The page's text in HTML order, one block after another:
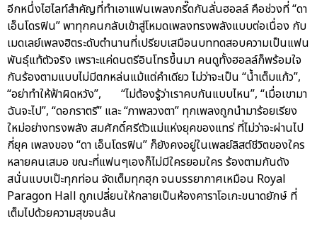
อีกหนึ่งไฮไลท์สำคัญที่ทำเอาแฟนเพลงกรี๊ดกันลั่นฮอลล์ คือช่วงที่ “ดา
เอ็นโดรฟิน” พาทุกคนกลับเข้าสู่โหมดเพลงทรงพลังแบบต่อเนื่อง กับ
เมดเลย์เพลงฮิตระดับตำนานที่เปรียบเสมือนบททดสอบความเป็นแฟน
พันธุ์แท้ตัวจริง เพราะแค่ดนตรีอินโทรขึ้นมา คนดูทั้งฮอลล์ก็พร้อมใจ
กันร้องตามแบบไม่มีตกหล่นแม้แต่คำเดียว ไม่ว่าจะเป็น “น้ำเต็มแก้ว”,
“อย่าทำให้ฟ้าผิดหวัง”, “ไม่ต้องรู้ว่าเราคบกันแบบไหน”, “เมื่อเขามา
ฉันจะไป”, “ดอกราตรี” และ “ภาพลวงตา” ทุกเพลงถูกนำมาร้อยเรียง
ใหม่อย่างทรงพลัง สมศักดิ์ศรีตัวแม่แห่งยุคของแทร่ ที่ไม่ว่าจะผ่านไป
กี่ยุค เพลงของ “ดา เอ็นโดรฟิน” ก็ยังคงอยู่ในเพลย์ลิสต์ชีวิตของใคร
หลายคนเสมอ ขณะที่แฟนๆเองก็ไม่มีใครยอมใคร ร้องตามกันดัง
สนั่นแบบเป๊ะทุกท่อน จัดเต็มทุกฮุก จนบรรยากาศเหมือน Royal
Paragon Hall ถูกเปลี่ยนให้กลายเป็นห้องคาราโอเกะขนาดยักษ์ ที่
เต็มไปด้วยความสุขจนล้น